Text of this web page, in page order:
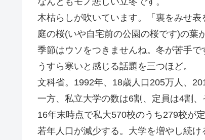
木枯らしが吹いています。「裏をみせ表
庭の桜(いや自宅前の公園の桜です)の葉
季節はウソをつきませんね。冬が苦手で
うすら寒いと感じる話題を三つほど。
文科省。1992年、18歳人口205万人、
一方、私立大学の数は6割、定員は4割、
16年末時点で私大570校のうち279校が
若年人口が減少する。大学を増やし続け